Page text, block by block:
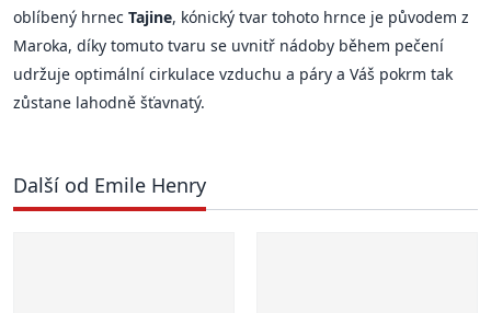
oblíbený hrnec Tajine, kónický tvar tohoto hrnce je původem z
Maroka, díky tomuto tvaru se uvnitř nádoby během pečení
udržuje optimální cirkulace vzduchu a páry a Váš pokrm tak
zůstane lahodně šťavnatý.
Další od Emile Henry